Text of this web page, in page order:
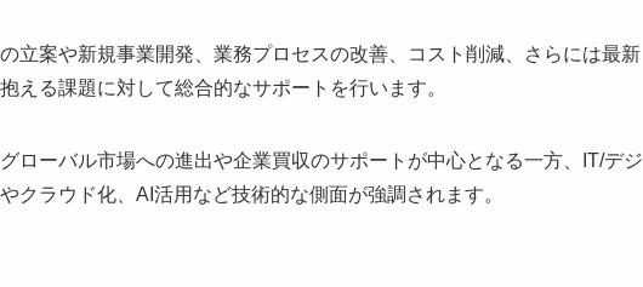
立案や新規事業開発、業務プロセスの改善、コスト削減、さらには最新
える課題に対して総合的なサポートを行います。
ローバル市場への進出や企業買収のサポートが中心となる一方、IT/デジ
クラウド化、AI活用など技術的な側面が強調されます。